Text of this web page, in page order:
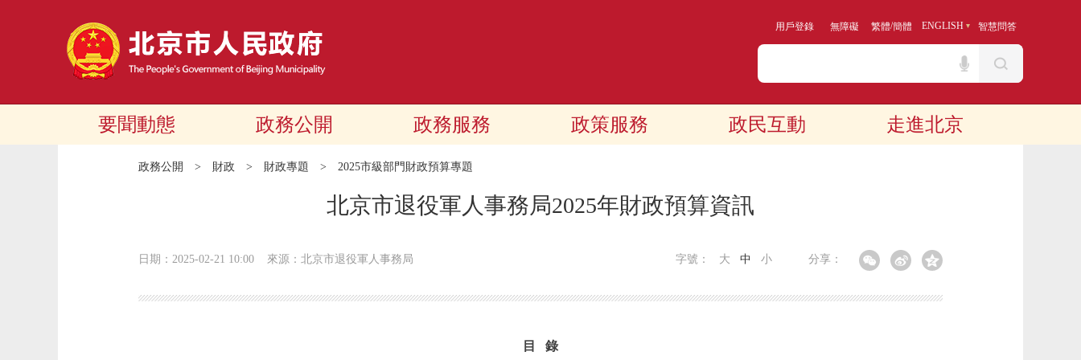
用戶登錄 無障礙 繁體/簡體 ENGLISH 智慧問答
要聞動態 政務公開 政務服務 政策服務 政民互動 走進北京
政務公開 > 財政 > 財政專題 > 2025市級部門財政預算專題
北京市退役軍人事務局2025年財政預算資訊
日期：2025-02-21 10:00 來源：北京市退役軍人事務局 分享：
字號： 大 中 小
目 錄